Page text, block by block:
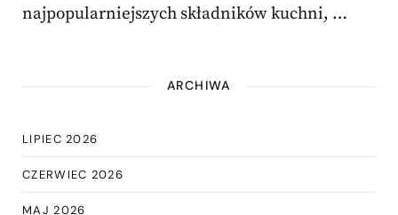
najpopularniejszych składników kuchni, …
ARCHIWA
LIPIEC 2026
CZERWIEC 2026
MAJ 2026